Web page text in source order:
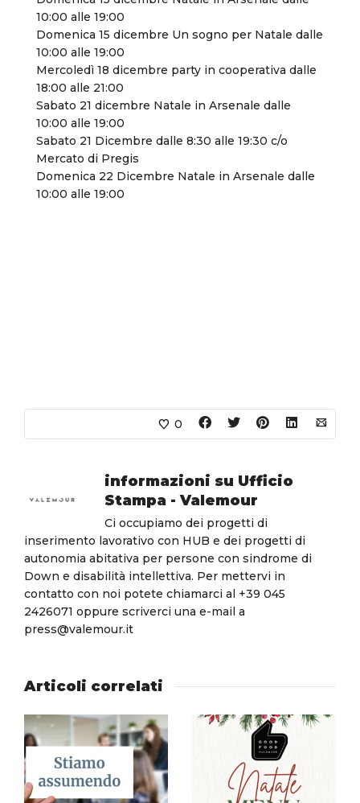
10:00 alle 19:00
Domenica 15 dicembre Un sogno per Natale dalle
10:00 alle 19:00
Mercoledì 18 dicembre party in cooperativa dalle
18:00 alle 21:00
Sabato 21 dicembre Natale in Arsenale dalle
10:00 alle 19:00
Sabato 21 Dicembre dalle 8:30 alle 19:30 c/o
Mercato di Pregis
Domenica 22 Dicembre Natale in Arsenale dalle
10:00 alle 19:00
0
informazioni su Ufficio
Stampa - Valemour
Ci occupiamo dei progetti di
inserimento lavorativo con HUB e dei progetti di
autonomia abitativa per persone con sindrome di
Down e disabilità intellettiva. Per mettervi in
contatto con noi potete chiamarci al +39 045
2426071 oppure scriverci una e-mail a
press@valemour.it
Articoli correlati